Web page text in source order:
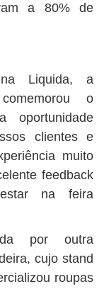
a 80% de
Liquida, a
o
oportunidade
clientes e
muito
feedback
estar na feira
por outra
cujo stand
roupas